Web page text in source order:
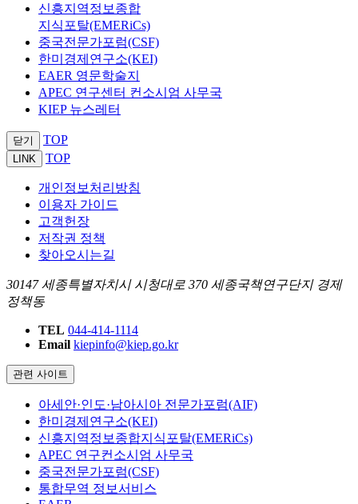
신흥지역정보종합
지식포탈(EMERiCs)
중국전문가포럼(CSF)
한미경제연구소(KEI)
EAER 영문학술지
APEC 연구센터 컨소시엄 사무국
KIEP 뉴스레터
닫기 TOP
LINK TOP
개인정보처리방침
이용자 가이드
고객헌장
저작권 정책
찾아오시는길
30147 세종특별자치시 시청대로 370 세종국책연구단지 경제
정책동
TEL 044-414-1114
Email kiepinfo@kiep.go.kr
관련 사이트
아세안·인도·남아시아 전문가포럼(AIF)
한미경제연구소(KEI)
신흥지역정보종합지식포탈(EMERiCs)
APEC 연구컨소시엄 사무국
중국전문가포럼(CSF)
통합무역 정보서비스